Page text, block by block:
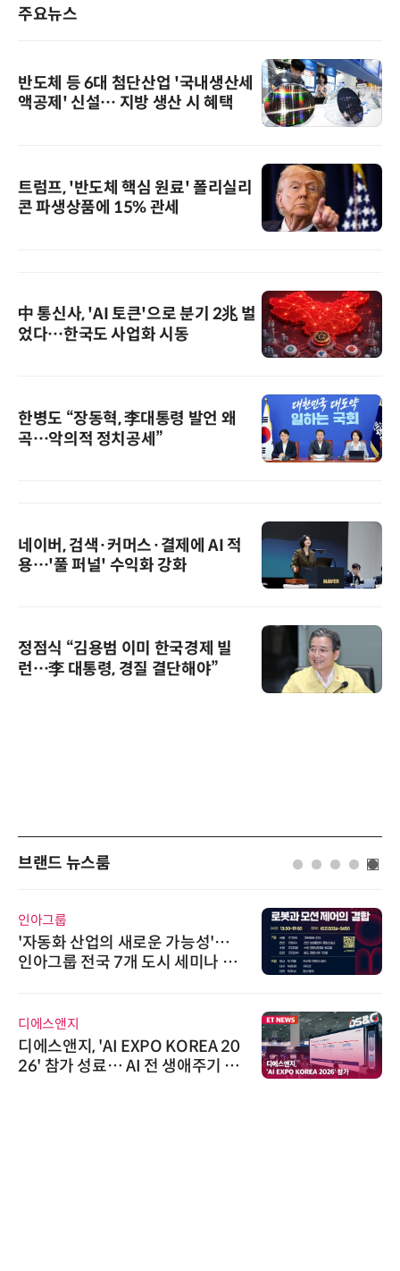
주요뉴스
반도체 등 6대 첨단산업 '국내생산세
액공제' 신설… 지방 생산 시 혜택
트럼프, '반도체 핵심 원료' 폴리실리
콘 파생상품에 15% 관세
中 통신사, 'AI 토큰'으로 분기 2兆 벌
었다…한국도 사업화 시동
한병도 “장동혁, 李대통령 발언 왜
곡…악의적 정치공세”
네이버, 검색·커머스·결제에 AI 적
용…'풀 퍼널' 수익화 강화
정점식 “김용범 이미 한국경제 빌
런…李 대통령, 경질 결단해야”
브랜드 뉴스룸
인아그룹
'자동화 산업의 새로운 가능성'…
인아그룹 전국 7개 도시 세미나 페
디에스앤지
디에스앤지, 'AI EXPO KOREA 20
26' 참가 성료… AI 전 생애주기 아